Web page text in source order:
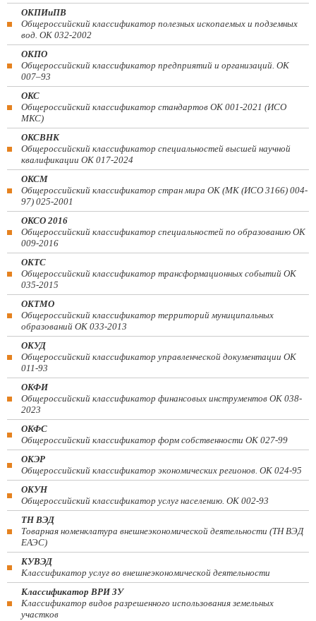
ОКПИиПВ
Общероссийский классификатор полезных ископаемых и подземных
вод. ОК 032-2002
ОКПО
Общероссийский классификатор предприятий и организаций. ОК
007–93
ОКС
Общероссийский классификатор стандартов ОК 001-2021 (ИСО
МКС)
ОКСВНК
Общероссийский классификатор специальностей высшей научной
квалификации ОК 017-2024
ОКСМ
Общероссийский классификатор стран мира ОК (МК (ИСО 3166) 004-
97) 025-2001
ОКСО 2016
Общероссийский классификатор специальностей по образованию ОК
009-2016
ОКТС
Общероссийский классификатор трансформационных событий ОК
035-2015
ОКТМО
Общероссийский классификатор территорий муниципальных
образований ОК 033-2013
ОКУД
Общероссийский классификатор управленческой документации ОК
011-93
ОКФИ
Общероссийский классификатор финансовых инструментов OK 038-
2023
ОКФС
Общероссийский классификатор форм собственности ОК 027-99
ОКЭР
Общероссийский классификатор экономических регионов. ОК 024-95
ОКУН
Общероссийский классификатор услуг населению. ОК 002-93
ТН ВЭД
Товарная номенклатура внешнеэкономической деятельности (ТН ВЭД
ЕАЭС)
КУВЭД
Классификатор услуг во внешнеэкономической деятельности
Классификатор ВРИ ЗУ
Классификатор видов разрешенного использования земельных
участков